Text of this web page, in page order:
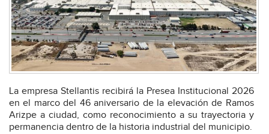
La empresa Stellantis recibirá la Presea Institucional 2026
en el marco del 46 aniversario de la elevación de Ramos
Arizpe a ciudad, como reconocimiento a su trayectoria y
permanencia dentro de la historia industrial del municipio.